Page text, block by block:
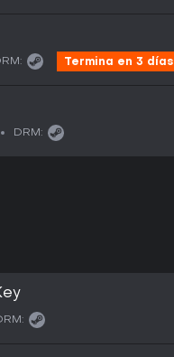
Termina en 3 días
DRM: